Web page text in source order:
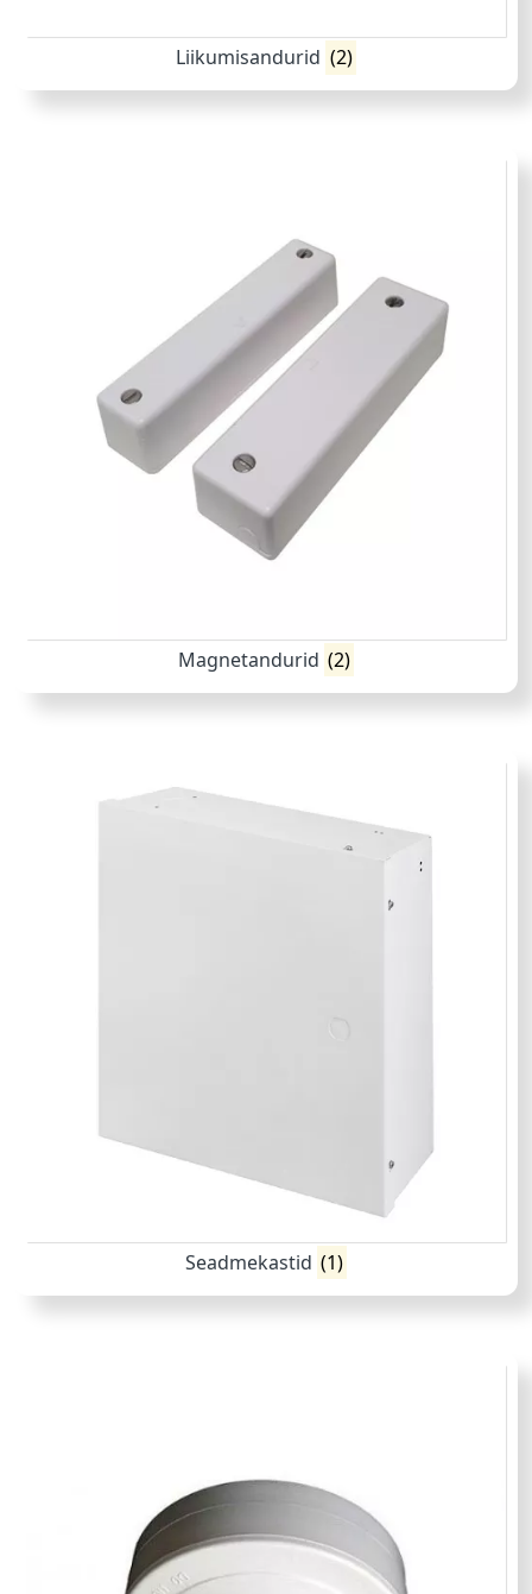
Liikumisandurid (2)
Magnetandurid (2)
Seadmekastid (1)